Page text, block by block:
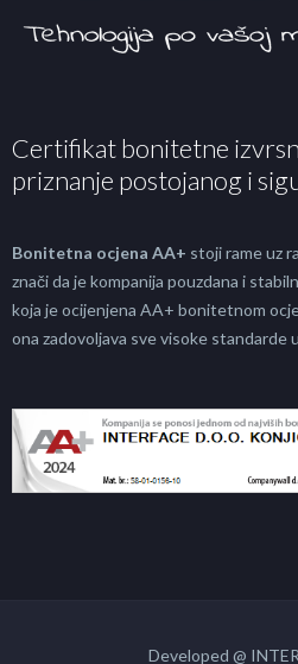
Certifikat bonitetne
priznanje postojanog i
Bonitetna ocjena AA+ stoji rame uz
znači da je kompanija pouzdana i
koja je ocijenjena AA+ bonitetnom
ona zadovoljava sve visoke standarde
Developed @